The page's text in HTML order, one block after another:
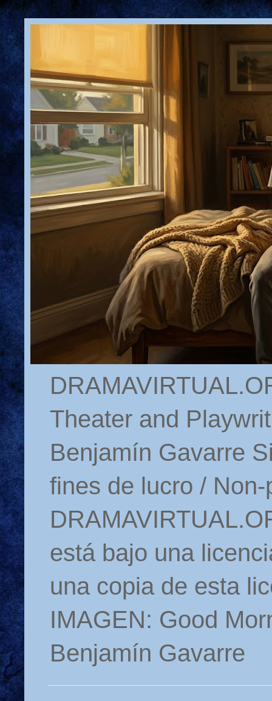
Theater and
Benjamín Gavarre
fines de lucro /
está bajo una
una copia de esta
IMAGEN: Good
Benjamín Gavarre